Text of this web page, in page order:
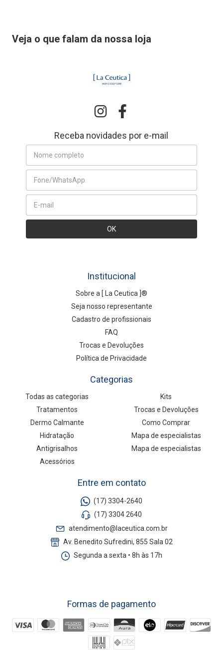
Veja o que falam da nossa loja
Receba novidades por e-mail
Institucional
Sobre a [ La Ceutica ]®
Seja nosso representante
Cadastro de profissionais
FAQ
Trocas e Devoluções
Política de Privacidade
Categorias
Todas as categorias
Tratamentos
Dermo Calmante
Hidratação
Antigrisalhos
Acessórios
Kits
Trocas e Devoluções
Como Comprar
Mapa de especialistas
Mapa de especialistas
Entre em contato
(17) 3304-2640
(17) 3304 2640
atendimento@laceutica.com.br
Av. Benedito Sufredini, 855 Sala 02
Segunda a sexta • 8h às 17h
Formas de pagamento